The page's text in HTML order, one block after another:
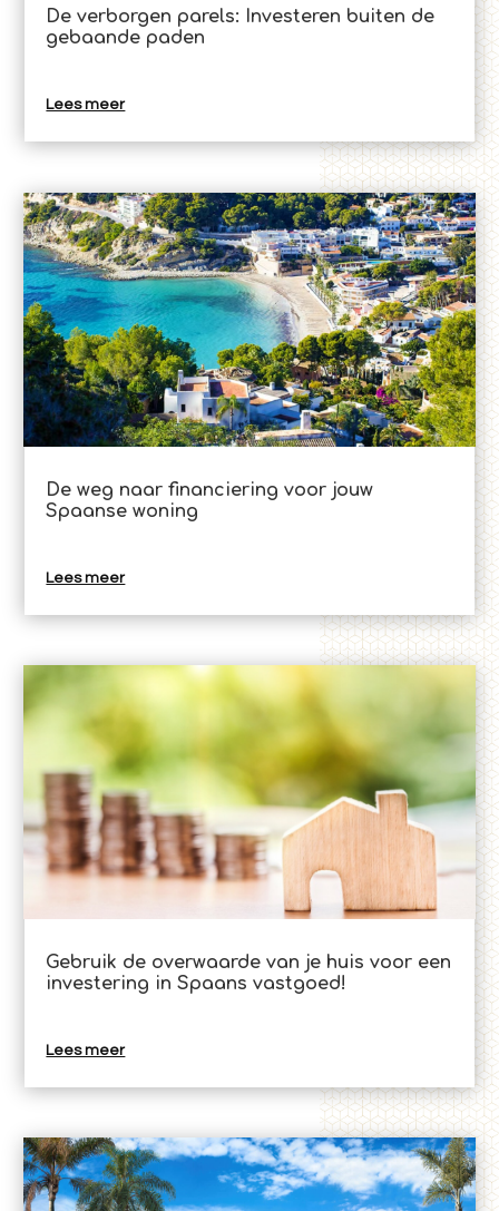
De verborgen parels: Investeren buiten de
gebaande paden
Lees meer
​​De weg naar financiering voor jouw
Spaanse woning
Lees meer
Gebruik de overwaarde van je huis voor een
investering in Spaans vastgoed!
Lees meer